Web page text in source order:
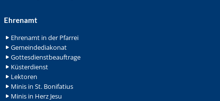
Ehrenamt
Ehrenamt in der Pfarrei
Gemeindediakonat
Gottesdienstbeauftrage
Küsterdienst
Lektoren
Minis in St. Bonifatius
Minis in Herz Jesu